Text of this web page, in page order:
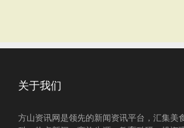
关于我们
方山资讯网是领先的新闻资讯平台，汇集美